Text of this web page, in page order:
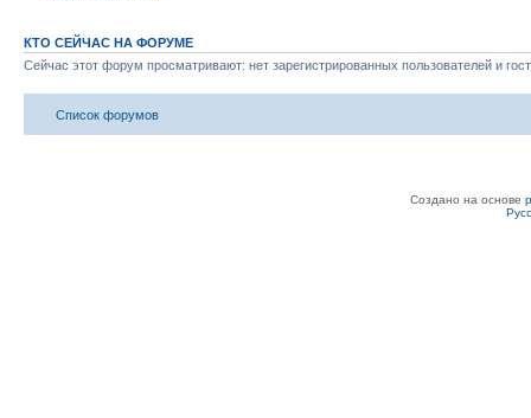
КТО СЕЙЧАС НА ФОРУМЕ
Сейчас этот форум просматривают: нет зарегистрированных пользователей и
Список форумов
Создано на основе